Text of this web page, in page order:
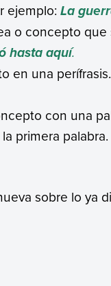
ejemplo: La
o concepto
hasta aquí.
en una
con una
primera
sobre lo ya